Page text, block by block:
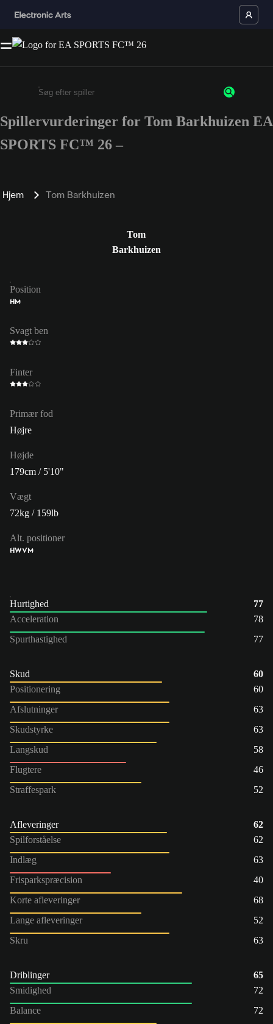
Enter a minimum of 3 characters or numbers
Spillervurderinger for Tom Barkhuizen EA
SPORTS FC™ 26 –
Hjem Tom Barkhuizen
Tom
Barkhuizen
Position
HM
Svagt ben
Finter
Primær fod
Højre
Højde
179cm / 5'10"
Vægt
72kg / 159lb
Alt. positioner
HWVM
Hurtighed
77
Acceleration
78
Spurthastighed
77
Skud
60
Positionering
60
Afslutninger
63
Skudstyrke
63
Langskud
58
Flugtere
46
Straffespark
52
Afleveringer
62
Spilforståelse
62
Indlæg
63
Frisparkspræcision
40
Korte afleveringer
68
Lange afleveringer
52
Skru
63
Driblinger
65
Smidighed
72
Balance
72